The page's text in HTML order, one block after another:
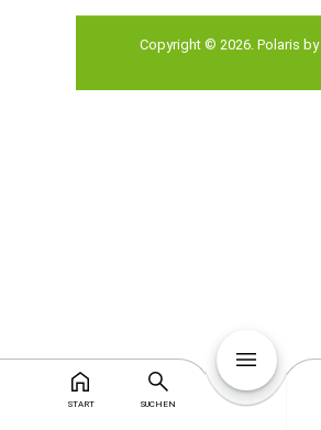
START SUCHEN
Copyright © 2026. Polaris by